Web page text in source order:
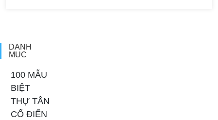
DANH
MỤC
100 MẪU
BIỆT
THỰ TÂN
CỔ ĐIỂN